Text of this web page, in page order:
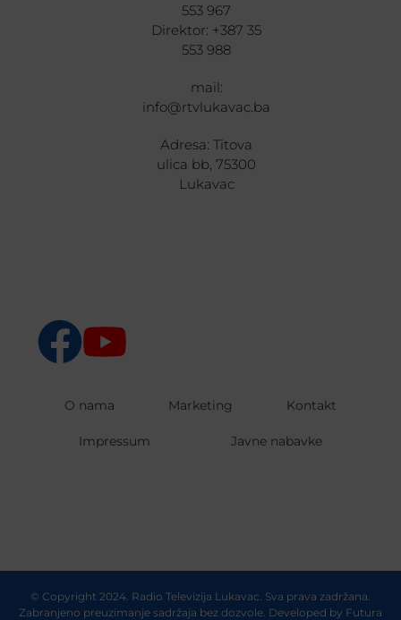
553 967
Direktor: +387 35
553 988
mail:
info@rtvlukavac.ba
Adresa: Titova
ulica bb, 75300
Lukavac
O nama Marketing Kontakt
Impressum Javne nabavke
© Copyright 2024. Radio Televizija Lukavac. Sva prava zadržana.
Zabranjeno preuzimanje sadržaja bez dozvole. Developed by Futura